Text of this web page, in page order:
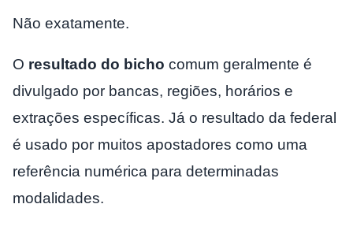
Não exatamente.
O resultado do bicho comum geralmente é
divulgado por bancas, regiões, horários e
extrações específicas. Já o resultado da federal
é usado por muitos apostadores como uma
referência numérica para determinadas
modalidades.